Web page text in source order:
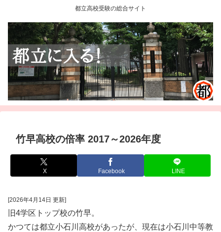
都立高校受験の総合サイト
竹早高校の倍率 2017～2026年度
X Facebook LINE
[2026年4月14日 更新]
旧4学区トップ校の竹早。
かつては都立小石川高校があったが、現在は小石川中等教